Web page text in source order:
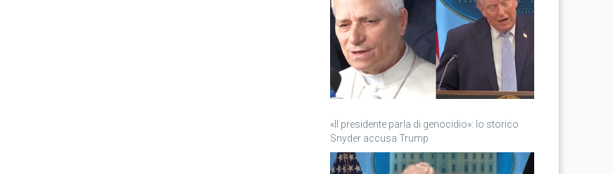
«Il presidente parla di genocidio»: lo storico
Snyder accusa Trump